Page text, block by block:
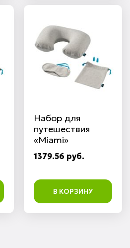
Набор для
путешествия
«Miami»
1379.56 руб.
В КОРЗИНУ